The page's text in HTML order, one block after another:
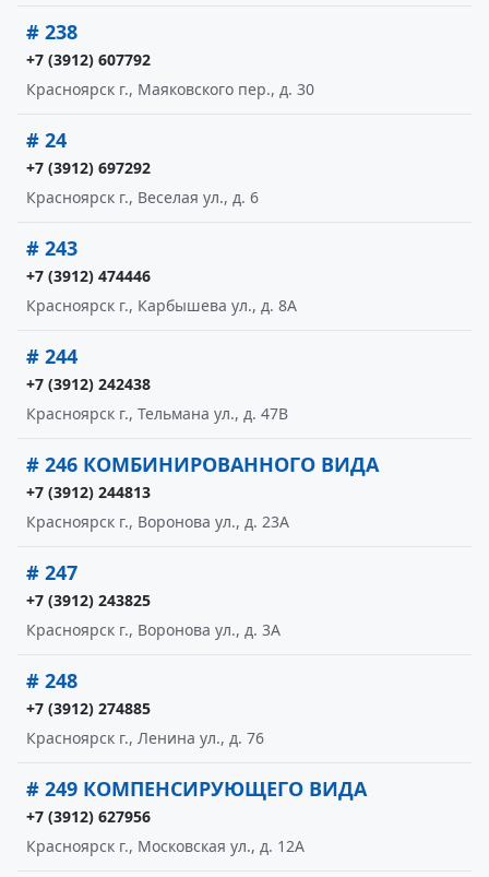
# 238
+7 (3912) 607792
Красноярск г., Маяковского пер., д. 30
# 24
+7 (3912) 697292
Красноярск г., Веселая ул., д. 6
# 243
+7 (3912) 474446
Красноярск г., Карбышева ул., д. 8А
# 244
+7 (3912) 242438
Красноярск г., Тельмана ул., д. 47В
# 246 КОМБИНИРОВАННОГО ВИДА
+7 (3912) 244813
Красноярск г., Воронова ул., д. 23А
# 247
+7 (3912) 243825
Красноярск г., Воронова ул., д. 3А
# 248
+7 (3912) 274885
Красноярск г., Ленина ул., д. 76
# 249 КОМПЕНСИРУЮЩЕГО ВИДА
+7 (3912) 627956
Красноярск г., Московская ул., д. 12А